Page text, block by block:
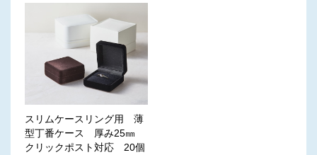
スリムケースリング用 薄
型丁番ケース 厚み25㎜
クリックポスト対応 20個